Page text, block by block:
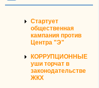
Стартует
общественная
кампания против
Центра "Э"
КОРРУПЦИОННЫЕ
уши торчат в
законодательстве
ЖКХ